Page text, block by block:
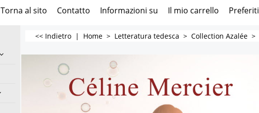
Torna al sito Contatto Informazioni su Il mio carrello Preferiti
<< Indietro | Home > Letteratura tedesca > Collection Azalée >